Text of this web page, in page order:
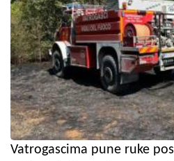
Vatrogascima pune ruke